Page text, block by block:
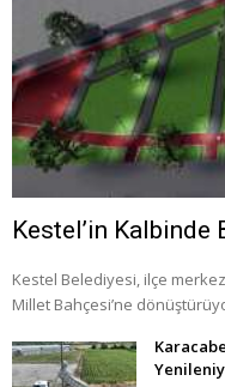
Kestel’in Kalbinde
Kestel Belediyesi, ilçe
Millet Bahçesi’ne